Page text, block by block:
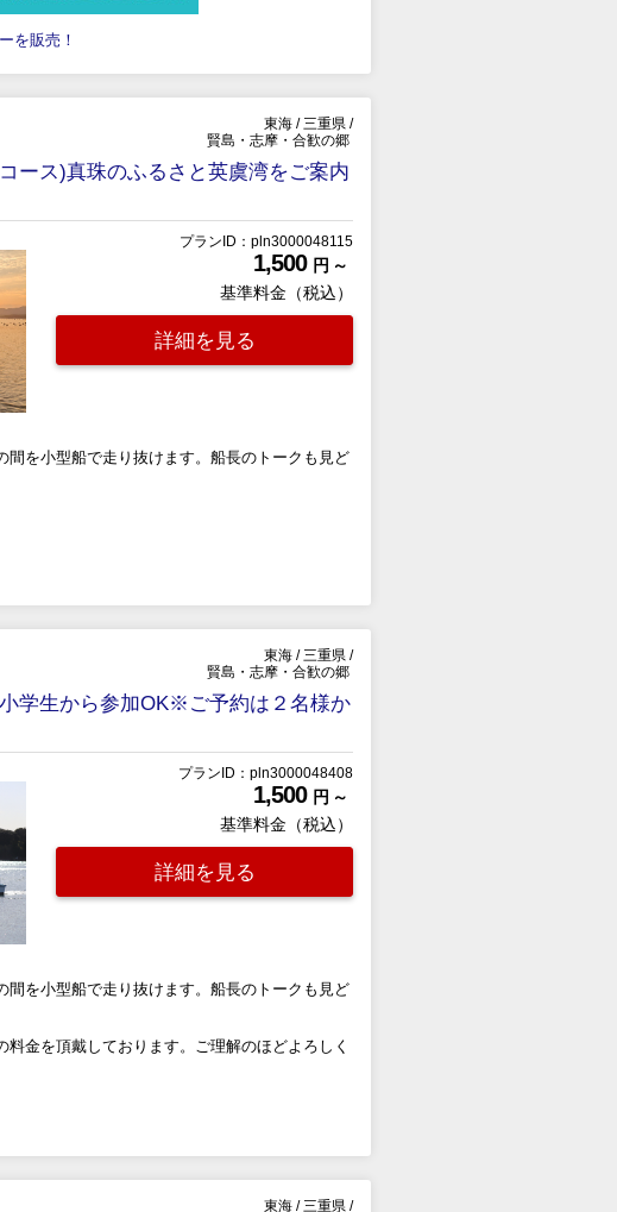
を販売！
東海 / 三重県 /
賢島・志摩・合歓の郷
ース)真珠のふるさと英虞湾をご案内
プランID：pln3000048115
1,500 円 ～
基準料金（税込）
詳細を見る
を小型船で走り抜けます。船長のトークも見ど
東海 / 三重県 /
賢島・志摩・合歓の郷
学生から参加OK※ご予約は２名様か
プランID：pln3000048408
1,500 円 ～
基準料金（税込）
詳細を見る
を小型船で走り抜けます。船長のトークも見ど
金を頂戴しております。ご理解のほどよろしく
東海 / 三重県 /